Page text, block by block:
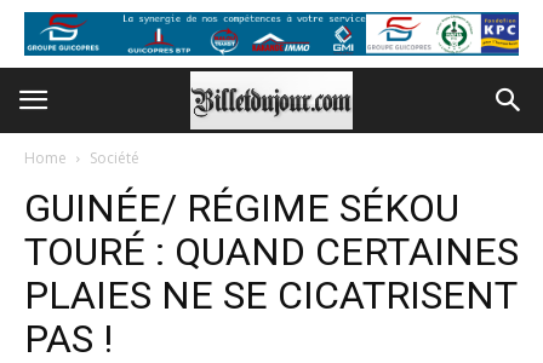
Home Société
GUINÉE/ RÉGIME SÉKOU
TOURÉ : QUAND CERTAINES
PLAIES NE SE CICATRISENT
PAS !